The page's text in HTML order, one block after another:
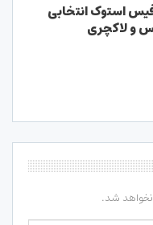
استوک انتخابی
و لاکچری
شد.